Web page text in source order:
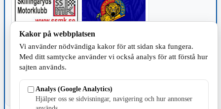
TILLVERKNING
Kakor på webbplatsen
Vi använder nödvändiga kakor för att sidan ska fungera.
Med ditt samtycke använder vi också analys för att förstå hur
sajten används.
Analys (Google Analytics)
Hjälper oss se sidvisningar, navigering och hur annonser